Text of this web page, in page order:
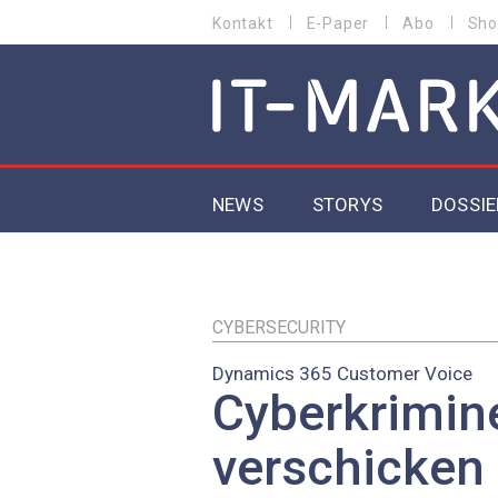
zum
MENU
Kontakt E-Paper Abo
MAIN NAVIGATION
NEWS STORYS
EU-
CYBERSECURITY
Dynamics 365 Customer Voice